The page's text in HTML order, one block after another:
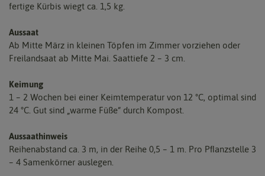
fertige Kürbis wiegt ca. 1,5 kg.
Aussaat
Ab Mitte März in kleinen Töpfen im Zimmer vorziehen oder
Freilandsaat ab Mitte Mai. Saattiefe 2 – 3 cm.
Keimung
1 – 2 Wochen bei einer Keimtemperatur von 12 °C, optimal sind
24 °C. Gut sind „warme Füße“ durch Kompost.
Aussaathinweis
Reihenabstand ca. 3 m, in der Reihe 0,5 – 1 m. Pro Pﬂanzstelle 3
– 4 Samenkörner auslegen.